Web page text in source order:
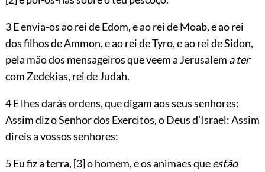
3 E envia-os ao rei de Edom, e ao rei de Moab, e ao rei
dos filhos de Ammon, e ao rei de Tyro, e ao rei de Sidon,
pela mão dos mensageiros que veem a Jerusalem a ter
com Zedekias, rei de Judah.
4 E lhes darás ordens, que digam aos seus senhores:
Assim diz o Senhor dos Exercitos, o Deus d’Israel: Assim
direis a vossos senhores:
5 Eu fiz a terra, [3]o homem, e os animaes queestão